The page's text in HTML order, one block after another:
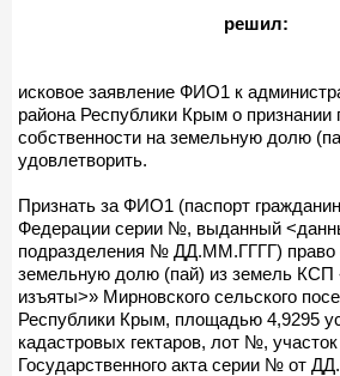
решил:
исковое заявление ФИО1 к
района Республики Крым о признании
собственности на земельную долю
удовлетворить.
Признать за ФИО1 (паспорт
Федерации серии №, выданный
подразделения № ДД.ММ.ГГГГ) право
земельную долю (пай) из земель КСП
изъяты>» Мирновского сельского
Республики Крым, площадью 4,9295
кадастровых гектаров, лот №,
Государственного акта серии № от